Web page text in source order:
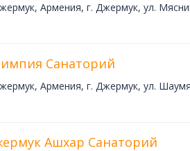
Армения, г. Джермук, ул.
Санаторий
Армения, г. Джермук, ул.
Ашхар Санаторий